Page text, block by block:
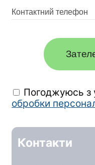
Погоджуюсь з
обробки
Контакти